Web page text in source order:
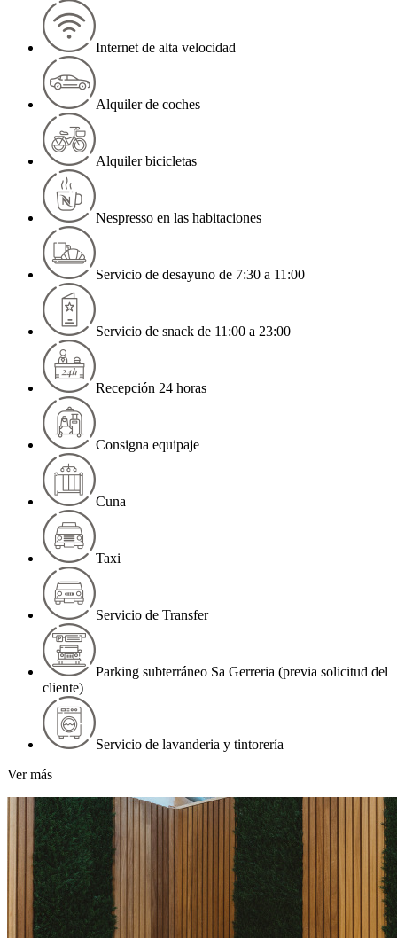
Internet de alta velocidad
Alquiler de coches
Alquiler bicicletas
Nespresso en las habitaciones
Servicio de desayuno de 7:30 a 11:00
Servicio de snack de 11:00 a 23:00
Recepción 24 horas
Consigna equipaje
Cuna
Taxi
Servicio de Transfer
Parking subterráneo Sa Gerreria (previa solicitud del
cliente)
Servicio de lavanderia y tintorería
Ver más